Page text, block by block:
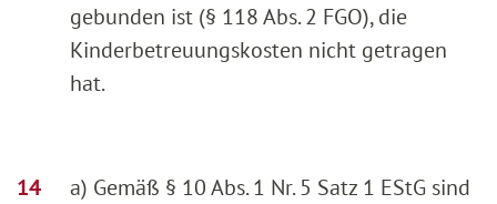
gebunden ist (§ 118 Abs. 2 FGO), die
Kinderbetreuungskosten nicht getragen
hat.
a) Gemäß § 10 Abs. 1 Nr. 5 Satz 1 EStG sind